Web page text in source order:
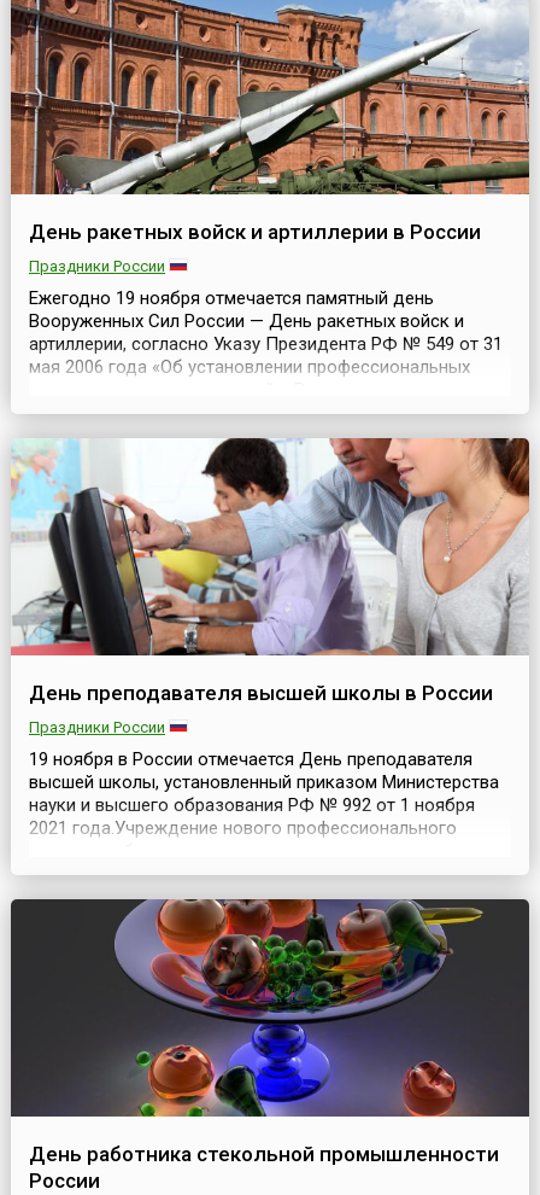
День ракетных войск и артиллерии в России
Праздники России
Ежегодно 19 ноября отмечается памятный день
Вооруженных Сил России — День ракетных войск и
артиллерии, согласно Указу Президента РФ № 549 от 31
мая 2006 года «Об установлении профессиональных
РФ».День ракетных войск и артиллерии отмечается в
ознаменование заслуг артиллерии в разгроме немецко-
фашистских захватчиков под Сталинградом, первый этап
кот...
День преподавателя высшей школы в России
Праздники России
19 ноября в России отмечается День преподавателя
высшей школы, установленный приказом Министерства
науки и высшего образования РФ № 992 от 1 ноября
2021 года.Учреждение нового профессионального
целью повышения престижа профессии преподавателя
высшей школы, что обеспечит преподавательские
кадры вузов статусом, соответствующим их роли, а
также поз...
День работника стекольной промышленности
России